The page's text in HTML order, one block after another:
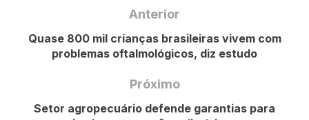
Anterior
Quase 800 mil crianças brasileiras vivem com
problemas oftalmológicos, diz estudo
Próximo
Setor agropecuário defende garantias para